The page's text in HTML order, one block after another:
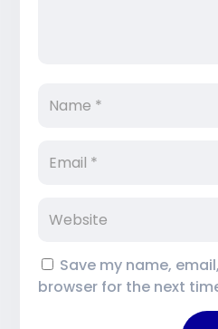
Save my name,
browser for the next